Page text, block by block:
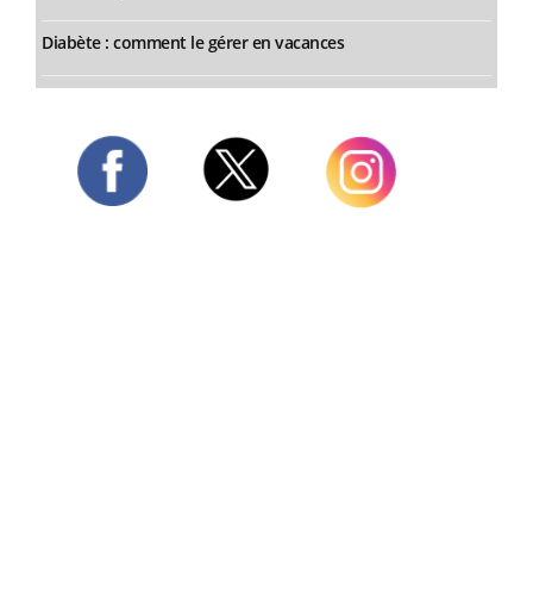
Diabète : comment le gérer en vacances